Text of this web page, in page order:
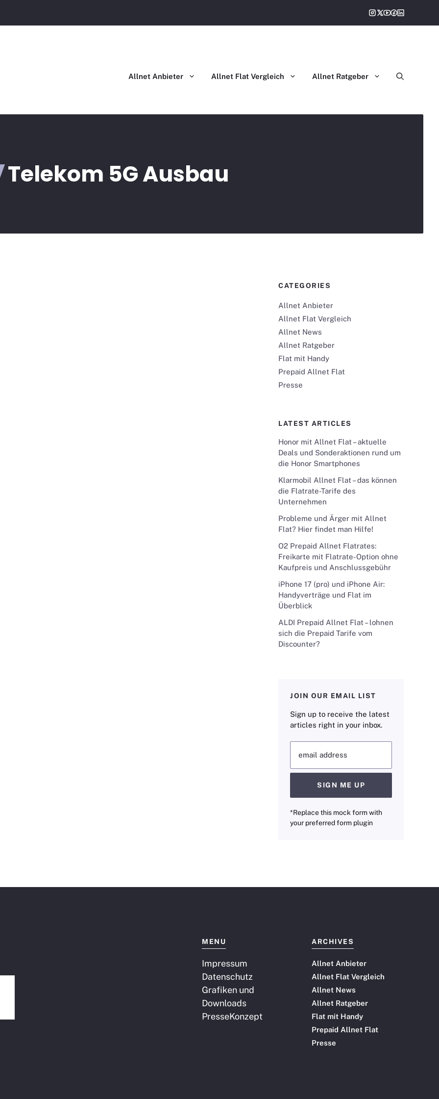
Allnet Anbieter Allnet Flat Vergleich Allnet Ratgeber
Telekom 5G Ausbau
CATEGORIES
Allnet Anbieter
Allnet Flat Vergleich
Allnet News
Allnet Ratgeber
Flat mit Handy
Prepaid Allnet Flat
Presse
LATEST ARTICLES
Honor mit Allnet Flat – aktuelle
Deals und Sonderaktionen rund um
die Honor Smartphones
Klarmobil Allnet Flat – das können
die Flatrate-Tarife des
Unternehmen
Probleme und Ärger mit Allnet
Flat? Hier findet man Hilfe!
O2 Prepaid Allnet Flatrates:
Freikarte mit Flatrate-Option ohne
Kaufpreis und Anschlussgebühr
iPhone 17 (pro) und iPhone Air:
Handyverträge und Flat im
Überblick
ALDI Prepaid Allnet Flat – lohnen
sich die Prepaid Tarife vom
Discounter?
JOIN OUR EMAIL LIST
Sign up to receive the latest
articles right in your inbox.
email address
SIGN ME UP
*Replace this mock form with
your preferred form plugin
MENU
Impressum
Datenschutz
Grafiken und
Downloads
PresseKonzept
ARCHIVES
Allnet Anbieter
Allnet Flat Vergleich
Allnet News
Allnet Ratgeber
Flat mit Handy
Prepaid Allnet Flat
Presse